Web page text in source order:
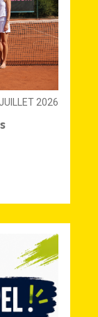
2026